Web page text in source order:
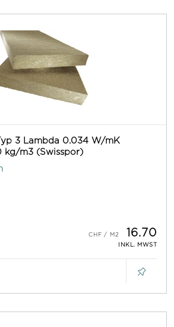
3 Lambda 0.034 W/mK
kg/m3 (Swisspor)
16.70
INKL. MWST